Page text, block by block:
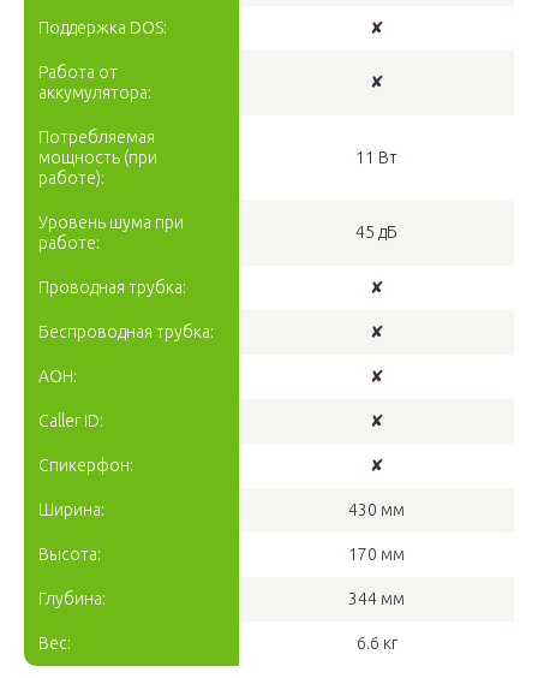
Поддержка DOS: ✘
Работа от
аккумулятора:
✘
Потребляемая
мощность (при
работе):
11 Вт
Уровень шума при
работе:
45 дБ
Проводная трубка: ✘
Беспроводная трубка: ✘
АОН: ✘
Caller ID: ✘
Спикерфон: ✘
Ширина: 430 мм
Высота: 170 мм
Глубина: 344 мм
Вес: 6.6 кг